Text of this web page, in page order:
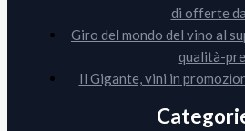
di offerte
Giro del mondo del vino al
qualità-
Il Gigante, vini in